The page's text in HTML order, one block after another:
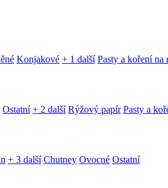
Konjakové + 1 další Pasty a koření na
Ostatní + 2 další Rýžový papír Pasty a
+ 3 další Chutney Ovocné Ostatní